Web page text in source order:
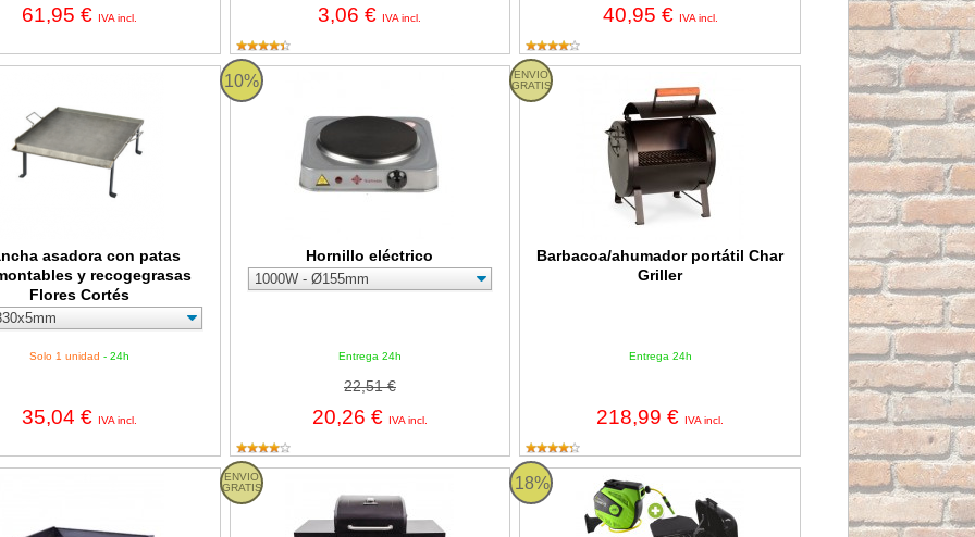
61,95 € IVA incl. 3,06 € IVA incl. 40,95 € IVA incl.
asadora con patas
y recogegrasas
Flores Cortés
Solo 1 unidad - 24h
35,04 € IVA incl.
asadora con patas desmontables y recogegrasas Flores Cortés
10%
Hornillo eléctrico
Entrega 24h
22,51 €
20,26 € IVA incl.
Hornillo eléctrico
ENVIO
GRATIS
Barbacoa/ahumador portátil Char
Griller
Entrega 24h
218,99 € IVA incl.
Barbacoa/ahumador portátil Char Griller
para barbacoa Flores Cortés
ENVIO
GRATIS
Barbacoa de carbón Charcoal 2600 Char Broil
18%
Barbacoa con parrilla + Carrete manguera agua + Set de 3